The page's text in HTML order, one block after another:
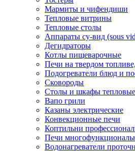
Мармиты и чифендиши
Тепловые витрины
Тепловые столы
Аппараты су-вид (sous
Дегидраторы
Котлы пищеварочные
Печи на твердом
Подогреватели блюд и
Сковороды
Столы и шкафы тепловые
Вапо грили
Казаны электрические
Конвекционные печи
Коптильни
Печи
Водонагреватели